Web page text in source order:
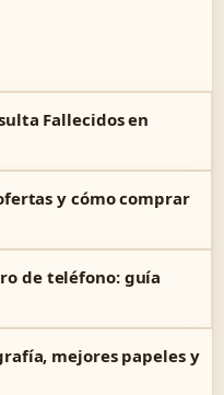
Fallecidos en
y cómo comprar
de teléfono: guía
mejores papeles y